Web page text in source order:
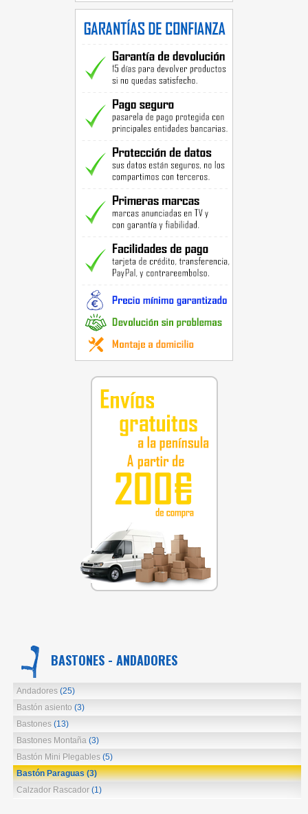
BASTONES - ANDADORES
Andadores (25)
Bastón asiento (3)
Bastones (13)
Bastones Montaña (3)
Bastón Mini Plegables (5)
Bastón Paraguas(3)
Calzador Rascador (1)